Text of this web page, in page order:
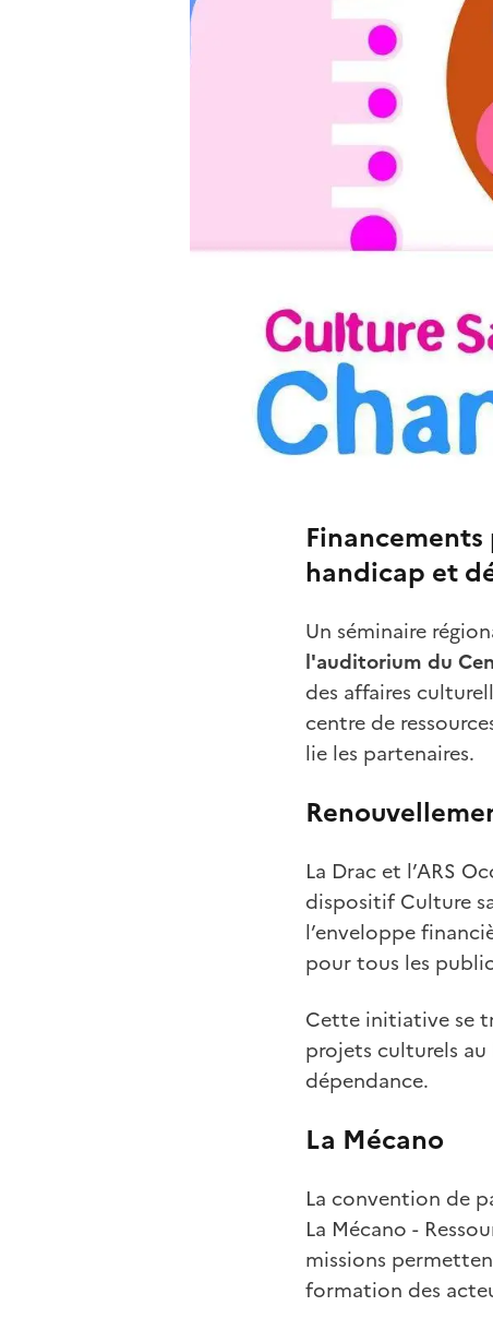
handicap et
Un séminaire
l'auditorium du
des affaires
centre de
lie les partenaires.
La Drac et l’ARS
dispositif Culture
l’enveloppe
pour tous les
Cette initiative se
projets culturels
dépendance.
La Mécano
La convention de
La Mécano -
missions
formation des